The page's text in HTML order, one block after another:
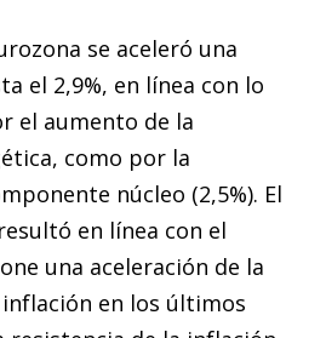
se aceleró una
el 2,9%, en línea con lo
el aumento de la
como por la
núcleo (2,5%). El
en línea con el
una aceleración de la
en los últimos